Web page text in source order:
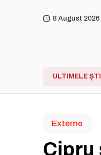
8 August 2026
ULTIMELE
Externe
Cipru